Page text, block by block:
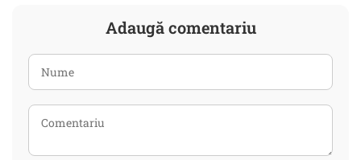
Adaugă comentariu